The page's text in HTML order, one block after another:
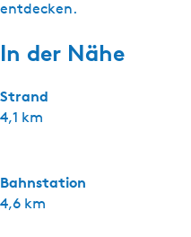
entdecken.
In der Nähe
Strand
4,1 km
Bahnstation
4,6 km